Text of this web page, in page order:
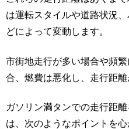
は運転スタイルや道路状況
どによって変動します。
市街地走行が多い場合や頻
合、燃費は悪化し、走行距
ガソリン満タンでの走行距
は、次のようなポイントを心